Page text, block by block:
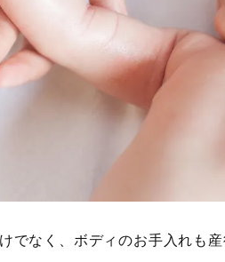
でなく、ボディのお手入れも産